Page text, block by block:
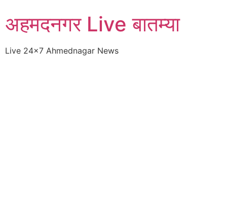
to
content
अहमदनगर Live बातम्या
Live 24×7 Ahmednagar News